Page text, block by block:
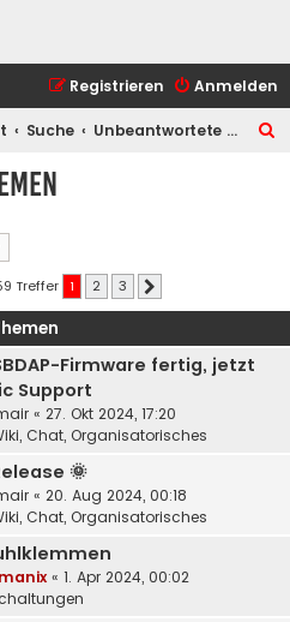
Anmelden
Registrieren
Suche Unbeantwortete Themen
Treffer 1 2 3
Firmware fertig, jetzt
Support
« 27. Okt 2024, 17:20
Chat, Organisatorisches
🌞
« 20. Aug 2024, 00:18
Chat, Organisatorisches
« 1. Apr 2024, 00:02